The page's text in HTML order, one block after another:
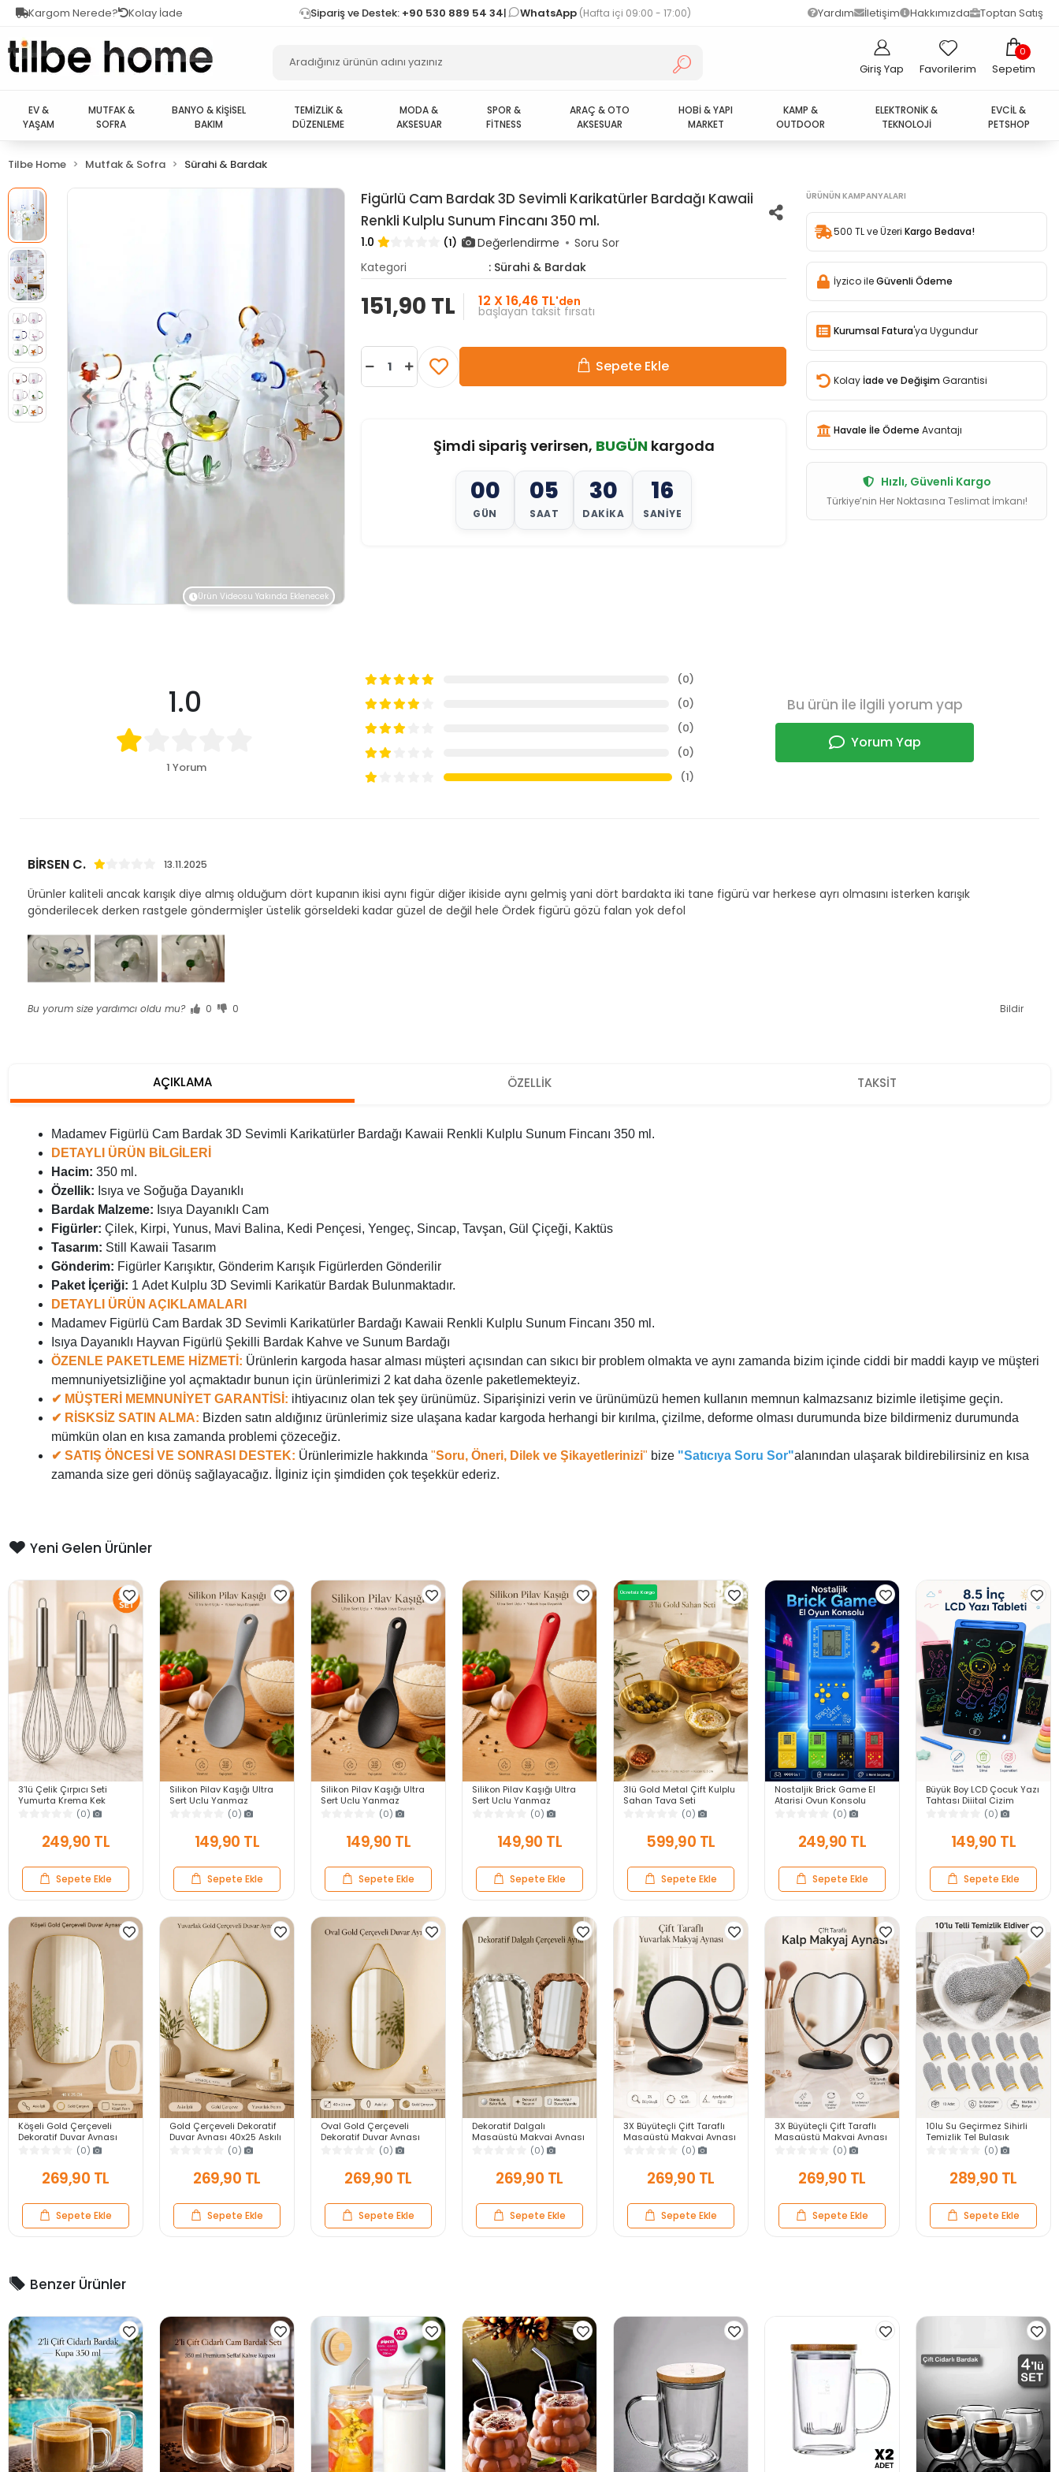
Kargom Nerede? Kolay İade Sipariş ve Destek: +90 530 889 54 34| WhatsApp (Hafta içi 09:00 - 17:00) Yardım İletişim Hakkımızda Toptan Satış
Giriş Yap Favorilerim
0
Sepetim
EV &
YAŞAM
MUTFAK &
SOFRA
BANYO & KİŞİSEL
BAKIM
TEMİZLİK &
DÜZENLEME
MODA &
AKSESUAR
SPOR &
FİTNESS
ARAÇ & OTO
AKSESUAR
HOBİ & YAPI
MARKET
KAMP &
OUTDOOR
ELEKTRONİK &
TEKNOLOJİ
EVCİL &
PETSHOP
Tilbe Home Mutfak & Sofra Sürahi & Bardak
Ürün Videosu Yakında Eklenecek
Figürlü Cam Bardak 3D Sevimli Karikatürler Bardağı Kawaii
Renkli Kulplu Sunum Fincanı 350 ml.
1.0 (1) Değerlendirme
Soru Sor
Kategori
: Sürahi & Bardak
151,90 TL 12 X 16,46 TL'den
başlayan taksit fırsatı
Sepete Ekle
Şimdi sipariş verirsen, BUGÜNkargoda
00
GÜN
05
SAAT
30
DAKIKA
14
SANIYE
ÜRÜNÜN KAMPANYALARI
500 TL ve Üzeri Kargo Bedava!
İyzico ileGüvenli Ödeme
Kurumsal Fatura'ya Uygundur
Kolay İade ve Değişim Garantisi
Havale İle Ödeme Avantajı
Hızlı, Güvenli Kargo
Türkiye’nin Her Noktasına Teslimat İmkanı!
1.0
1 Yorum
(0)
(0)
(0)
(0)
(1)
Bu ürün ile ilgili yorum yap
Yorum Yap
BİRSEN C. 13.11.2025
Ürünler kaliteli ancak karışık diye almış olduğum dört kupanın ikisi aynı figür diğer ikiside aynı gelmiş yani dört bardakta iki tane figürü var herkese ayrı olmasını isterken karışık
gönderilecek derken rastgele göndermişler üstelik görseldeki kadar güzel de değil hele Ördek figürü gözü falan yok defol
Bu yorum size yardımcı oldu mu? 0 0 Bildir
AÇIKLAMA ÖZELLİK TAKSİT
Madamev Figürlü Cam Bardak 3D Sevimli Karikatürler Bardağı Kawaii Renkli Kulplu Sunum Fincanı 350 ml.
DETAYLI ÜRÜN BİLGİLERİ
Hacim: 350 ml.
Özellik: Isıya ve Soğuğa Dayanıklı
Bardak Malzeme: Isıya Dayanıklı Cam
Figürler: Çilek, Kirpi, Yunus, Mavi Balina, Kedi Pençesi, Yengeç, Sincap, Tavşan, Gül Çiçeği, Kaktüs
Tasarım: Still Kawaii Tasarım
Gönderim: Figürler Karışıktır, Gönderim Karışık Figürlerden Gönderilir
Paket İçeriği: 1 Adet Kulplu 3D Sevimli Karikatür Bardak Bulunmaktadır.
DETAYLI ÜRÜN AÇIKLAMALARI
Madamev Figürlü Cam Bardak 3D Sevimli Karikatürler Bardağı Kawaii Renkli Kulplu Sunum Fincanı 350 ml.
Isıya Dayanıklı Hayvan Figürlü Şekilli Bardak Kahve ve Sunum Bardağı
ÖZENLE PAKETLEME HİZMETİ: Ürünlerin kargoda hasar alması müşteri açısından can sıkıcı bir problem olmakta ve aynı zamanda bizim içinde ciddi bir maddi kayıp ve müşteri
memnuniyetsizliğine yol açmaktadır bunun için ürünlerimizi 2 kat daha özenle paketlemekteyiz.
✔ MÜŞTERİ MEMNUNİYET GARANTİSİ: ihtiyacınız olan tek şey ürünümüz. Siparişinizi verin ve ürünümüzü hemen kullanın memnun kalmazsanız bizimle iletişime geçin.
✔ RİSKSİZ SATIN ALMA: Bizden satın aldığınız ürünlerimiz size ulaşana kadar kargoda herhangi bir kırılma, çizilme, deforme olması durumunda bize bildirmeniz durumunda
mümkün olan en kısa zamanda problemi çözeceğiz.
✔ SATIŞ ÖNCESİ VE SONRASI DESTEK: Ürünlerimizle hakkında "Soru, Öneri, Dilek ve Şikayetlerinizi" bize "Satıcıya Soru Sor"alanından ulaşarak bildirebilirsiniz en kısa
zamanda size geri dönüş sağlayacağız. İlginiz için şimdiden çok teşekkür ederiz.
Yeni Gelen Ürünler
3’lü Çelik Çırpıcı Seti
Yumurta Krema Kek
Hamuru Çırpma Teli Pratik
Sos Karıştırıcı Mutfak Teli
(0)
249,90 TL
Sepete Ekle
Silikon Pilav Kaşığı Ultra
Sert Uçlu Yanmaz
Yapışmaz Isıya Dayanıklı
Gri Servis Yemek Kaşığı
(0)
149,90 TL
Sepete Ekle
Silikon Pilav Kaşığı Ultra
Sert Uçlu Yanmaz
Yapışmaz Isıya Dayanıklı
Siyah Servis Yemek Kaşığı
(0)
149,90 TL
Sepete Ekle
Silikon Pilav Kaşığı Ultra
Sert Uçlu Yanmaz
Yapışmaz Isıya Dayanıklı
Kırmızı Servis Yemek
Kaşığı
(0)
149,90 TL
Sepete Ekle
Ücretsiz Kargo
3lü Gold Metal Çift Kulplu
Sahan Tava Seti
Kahvaltılık Meze
Menemen Mutfak Sofra
Sunum Kabı Seti
(0)
599,90 TL
Sepete Ekle
Nostaljik Brick Game El
Atarisi Oyun Konsolu
9999 in 1 Pilli Atari
Eğlenceli Çocuk Oyuncağı
(0)
249,90 TL
Sepete Ekle
Büyük Boy LCD Çocuk Yazı
Tahtası Dijital Çizim
Tableti Kalemli Silinebilir
8.5′ Oyuncak Not Defteri
(0)
149,90 TL
Sepete Ekle
Köşeli Gold Çerçeveli
Dekoratif Duvar Aynası
40X25 Askılı Modern
Salon Antre Banyo Yatak
Odası Ayna
(0)
269,90 TL
Sepete Ekle
Gold Çerçeveli Dekoratif
Duvar Aynası 40x25 Askılı
Modern Salon Antre
Banyo Yatak Odası
Aynası
(0)
269,90 TL
Sepete Ekle
Oval Gold Çerçeveli
Dekoratif Duvar Aynası
40x25 Askılı Modern
Salon Antre Banyo Yatak
Odası Aynası
(0)
269,90 TL
Sepete Ekle
Dekoratif Dalgalı
Masaüstü Makyaj Aynası
Gümüş Bakır Çerçeveli
Modern Yakın Duvar Ayna
(0)
269,90 TL
Sepete Ekle
3X Büyüteçli Çift Taraflı
Masaüstü Makyaj Aynası
Daire Siyah Rose Gold
Standlı Dekoratif Yakın
(0)
269,90 TL
Sepete Ekle
3X Büyüteçli Çift Taraflı
Masaüstü Makyaj Aynası
Kalpi Siyah Rose Gold
Standlı Dekoratif Yakın
(0)
269,90 TL
Sepete Ekle
10lu Su Geçirmez Sihirli
Temizlik Tel Bulaşık
Eldiveni Mutfak Banyo
Bulaşık Tencere Tava Kir
Sökücü
(0)
289,90 TL
Sepete Ekle
Benzer Ürünler